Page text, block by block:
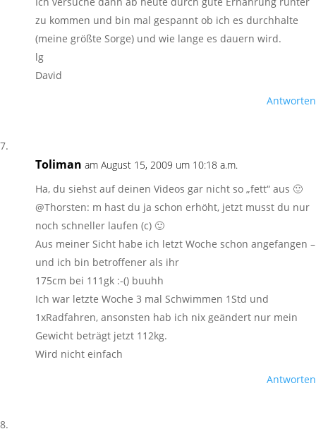
zu kommen und bin mal gespannt ob ich es durchhalte
(meine größte Sorge) und wie lange es dauern wird.
lg
David
Antworten
Toliman am August 15, 2009 um 10:18 a.m.
Ha, du siehst auf deinen Videos gar nicht so „fett“ aus 🙂
@Thorsten: m hast du ja schon erhöht, jetzt musst du nur
noch schneller laufen (c) 🙂
Aus meiner Sicht habe ich letzt Woche schon angefangen –
und ich bin betroffener als ihr
175cm bei 111gk :-() buuhh
Ich war letzte Woche 3 mal Schwimmen 1Std und
1xRadfahren, ansonsten hab ich nix geändert nur mein
Gewicht beträgt jetzt 112kg.
Wird nicht einfach
Antworten